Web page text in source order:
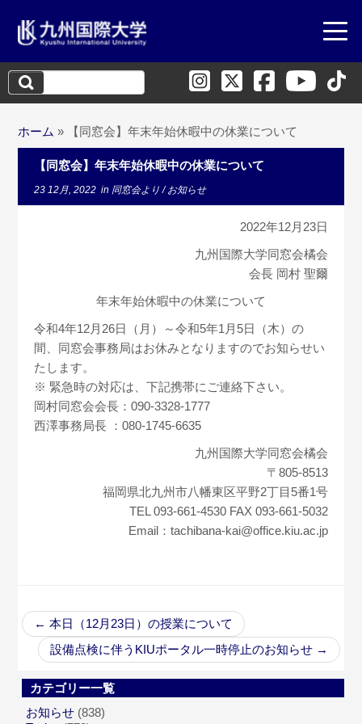
検
索:
ホーム » 【同窓会】年末年始休暇中の休業について
【同窓会】年末年始休暇中の休業について
23 12月, 2022 in 同窓会より/お知らせ
2022年12月23日
九州国際大学同窓会橘会
会長 岡村 聖爾
年末年始休暇中の休業について
令和4年12月26日（月）～令和5年1月5日（木）の
間、同窓会事務局はお休みとなりますのでお知らせい
たします。
※ 緊急時の対応は、下記携帯にご連絡下さい。
岡村同窓会会長：090-3328-1777
西澤事務局長 ：080-1745-6635
九州国際大学同窓会橘会
〒805-8513
福岡県北九州市八幡東区平野2丁目5番1号
TEL 093-661-4530 FAX 093-661-5032
Email：tachibana-kai@office.kiu.ac.jp
← 本日（12月23日）の授業について
設備点検に伴うKIUポータル一時停止のお知らせ →
カテゴリー一覧
お知らせ (838)